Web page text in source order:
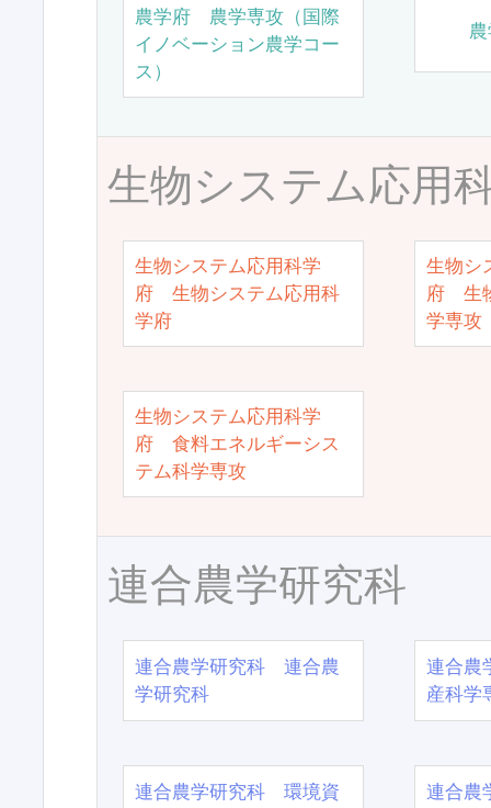
農学府 農学専攻（国際
イノベーション農学コー
ス）
生物システム応用
生物システム応用科学
府 生物システム応用科
学府
生物シ
府 生
学専攻
生物システム応用科学
府 食料エネルギーシス
テム科学専攻
連合農学研究科
連合農学研究科 連合農
学研究科
連合農
産科学
連合農学研究科 環境資
連合農